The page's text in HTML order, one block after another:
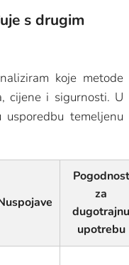
s drugim
koje metode
cijene i sigurnosti. U
usporedbu temeljenu
Pogodnost
za
dugotrajnu
upotrebu